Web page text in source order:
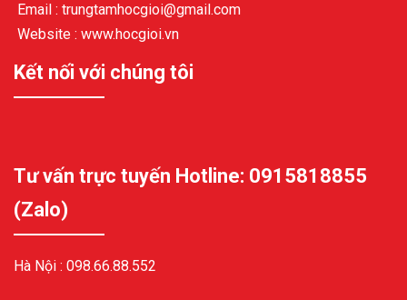
Email : trungtamhocgioi@gmail.com
Website : www.hocgioi.vn
Kết nối với chúng tôi
Tư vấn trực tuyến Hotline: 0915818855
(Zalo)
Hà Nội : 098.66.88.552